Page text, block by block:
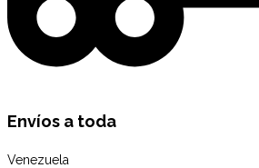
Envíos a toda
Venezuela